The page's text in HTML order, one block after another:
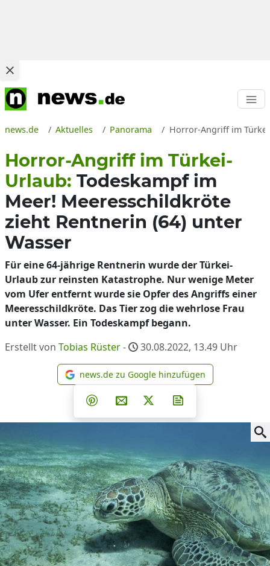
news.de Aktuelles Panorama Horror-Angriff im
Horror-Angriff im Türkei-
Urlaub: Todeskampf im
Meer! Meeresschildkröte
zieht Rentnerin (64) unter
Wasser
Für eine 64-jährige Rentnerin wurde der Türkei-
Urlaub zur reinsten Katastrophe. Nur wenige Meter
vom Ufer entfernt wurde sie Opfer des Angriffs einer
Meeresschildkröte. Das Tier zog die wehrlose Frau
unter Wasser. Ein Todeskampf begann.
Erstellt von Tobias Rüster- 30.08.2022, 13.49 Uhr
news.de zu Google
news.de zu Google hinzufügen
Teilen auf Facebook
Teilen auf Whatsapp
Teilen auf Telegram
Teilen auf Pinterest
Per E-Mail teilen
Post auf X